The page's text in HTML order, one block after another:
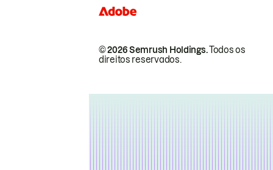
© 2026 Semrush Holdings.Todos os
direitos reservados.